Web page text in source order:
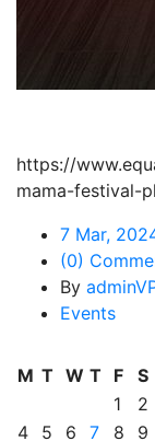
https://
mama-festival-
7 Mar,
(0)
By
Events
M T W T F S
1
2
4
5 6 7 8 9